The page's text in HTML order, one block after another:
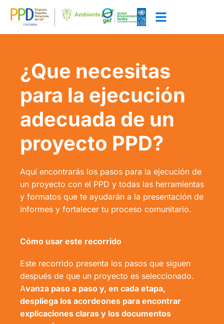
¿Que necesitas
para la ejecución
adecuada de un
proyecto PPD?
Aquí encontrarás los pasos para la ejecución de
un proyecto con el PPD y todas las herramientas
y formatos que te ayudarán a la presentación de
informes y fortalecer tu proceso comunitario.
Cómo usar este recorrido
Este recorrido presenta los pasos que siguen
después de que un proyecto es seleccionado.
Avanza paso a paso y, en cada etapa,
despliega los acordeones para encontrar
explicaciones claras y los documentos